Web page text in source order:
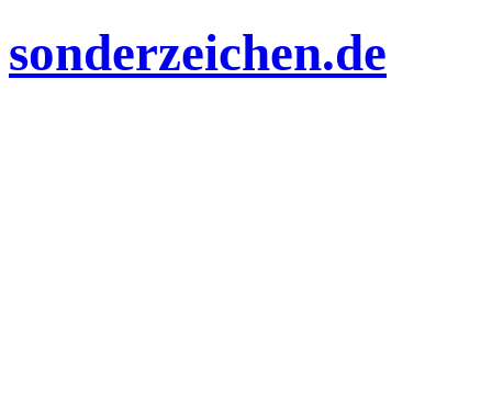
sonderzeichen.de